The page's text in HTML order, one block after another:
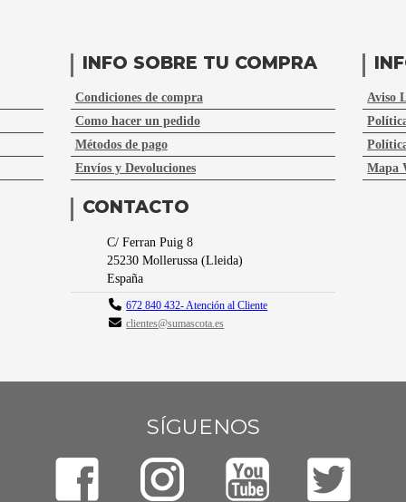
INFO SOBRE TU COMPRA
Condiciones de compra
Como hacer un pedido
Métodos de pago
Envíos y Devoluciones
Aviso
Mapa
CONTACTO
C/ Ferran Puig 8
25230 Mollerussa(Lleida)
España
672 840 432- Atención al Cliente
clientes@sumascota.es
SÍGUENOS